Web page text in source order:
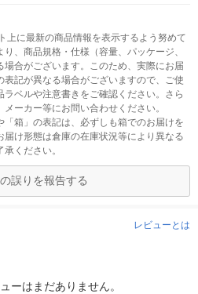
上に最新の商品情報を表示するよう努めて
、商品規格・仕様（容量、パッケージ、
合がございます。このため、実際にお届
記が異なる場合がございますので、ご使
ベルや注意書きをご確認ください。さら
ーカー等にお問い合わせください。
「箱」の表記は、必ずしも箱でのお届けを
け形態は倉庫の在庫状況等により異なる
ください。
誤りを報告する
レビューとは
ーはまだありません。